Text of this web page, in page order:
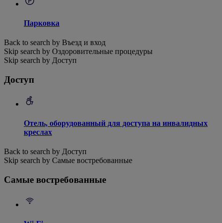
Парковка
Back to search by Въезд и вход
Skip search by Оздоровительные процедуры
Skip search by Доступ
Доступ
Отель, оборудованный для доступа на инвалидных
креслах
Back to search by Доступ
Skip search by Самые востребованные
Самые востребованные